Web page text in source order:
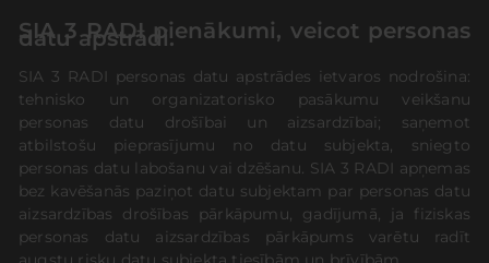
SIA 3 RADI pienākumi, veicot personas
datu apstrādi.
SIA 3 RADI personas datu apstrādes ietvaros nodrošina:
tehnisko un organizatorisko pasākumu veikšanu
personas datu drošībai un aizsardzībai; saņemot
atbilstošu pieprasījumu no datu subjekta, sniegto
personas datu labošanu vai dzēšanu. SIA 3 RADI apņemas
bez kavēšanās paziņot datu subjektam par personas datu
aizsardzības drošības pārkāpumu, gadījumā, ja fiziskas
personas datu aizsardzības pārkāpums varētu radīt